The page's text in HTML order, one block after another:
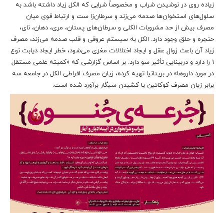
زیاده روی در نوشیدن شراب و مخصوصاً شرابی که الکل زیاد داشته باشد به
سلول‌های استخوان‌ها صدمه می‌زند و سرطان‌زا ست و ارتباط قوی میان
مصرف بیش از حد مشروبات الکلی و سرطان‌های پستان، مری، دهان، نای،
حنجره و حلق وجود دارد. الکل به سیستم عروقی و قلب صدمه می‌زند، مصرف
زیاد آن باعث زوال عقل و ایجاد اختلالات مغزی می‌شود، خطر ایجاد دیابت نوع
۱ را دارد و دربینایی تأثیر سو دارد. بر اساس گزارشی که «کمیته علمی مستقل
در مورد داروها» در بریتانیا تهیه کرده، زیان مصرف افراطی الکل در جامعه سه
برابر زیان مصرف کوکائین یا کشیدن سیگار برآورد شده‌ است.